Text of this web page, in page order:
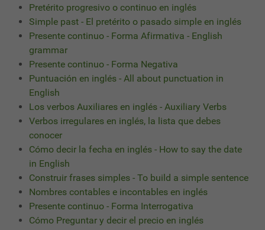
Pretérito progresivo o continuo en inglés
Simple past - El pretérito o pasado simple en inglés
Presente continuo - Forma Afirmativa - English
grammar
Presente continuo - Forma Negativa
Puntuación en inglés - All about punctuation in
English
Los verbos Auxiliares en inglés - Auxiliary Verbs
Verbos irregulares en inglés, la lista que debes
conocer
Cómo decir la fecha en inglés - How to say the date
in English
Construir frases simples - To build a simple sentence
Nombres contables e incontables en inglés
Presente continuo - Forma Interrogativa
Cómo Preguntar y decir el precio en inglés